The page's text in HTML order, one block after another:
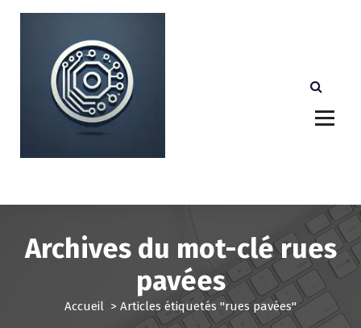
e
Archives du mot-clé rues
pavées
Accueil > Articles étiquetés "rues pavées"